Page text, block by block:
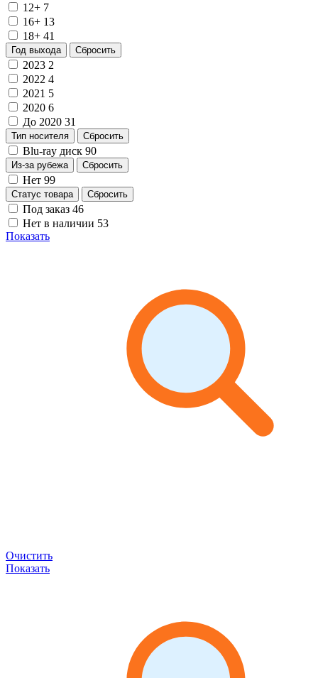
12+ 7
16+ 13
18+ 41
Год выхода Сбросить
2023 2
2022 4
2021 5
2020 6
До 2020 31
Тип носителя Сбросить
Blu-ray диск 90
Из-за рубежа Сбросить
Нет 99
Статус товара Сбросить
Под заказ 46
Нет в наличии 53
Показать
Очистить
Показать